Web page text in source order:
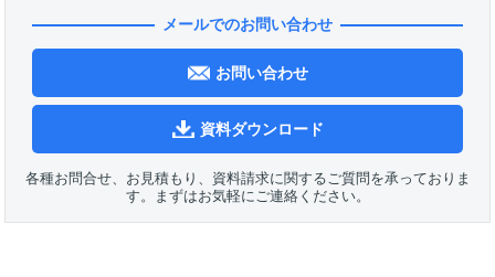
メールでのお問い合わせ
お問い合わせ
資料ダウンロード
各種お問合せ、お見積もり、資料請求に関するご質問を承っておりま
す。まずはお気軽にご連絡ください。